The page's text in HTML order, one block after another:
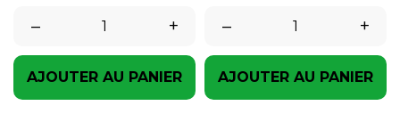
– +
AJOUTER AU PANIER
–
+
AJOUTER AU PANIER